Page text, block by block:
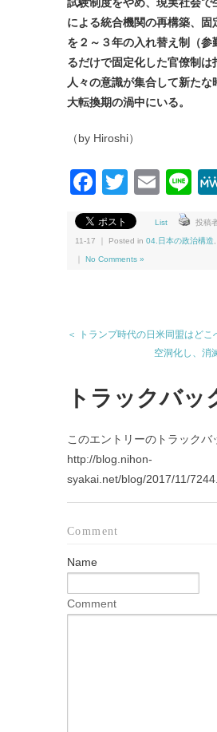
による統合機関の再構築、固
を２～３年の入れ替え制（参
るだけで固定化した官僚制は
人々の意識が集合して新たな
大転換期の渦中にいる。
（by Hiroshi）
Facebook
Twitter
List 投稿
11-17 ｜ Posted in 04.日本の政治構造
No Comments »
＜ トランプ時代の日米同盟はどこ
空洞化し、消
トラックバッ
このエントリーのトラックバ
http://blog.nihon-
syakai.net/blog/2017/11/
Comment
Name
Comment